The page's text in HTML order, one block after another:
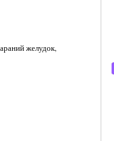
желудок,